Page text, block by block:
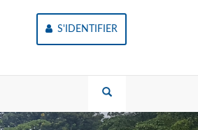
S'IDENTIFIER